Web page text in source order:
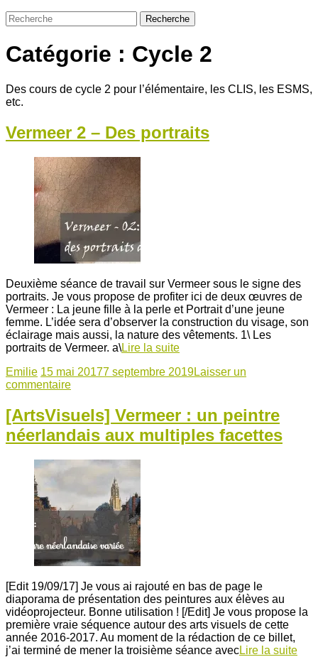
Catégorie : Cycle 2
Des cours de cycle 2 pour l’élémentaire, les CLIS, les ESMS,
etc.
Vermeer 2 – Des portraits
Deuxième séance de travail sur Vermeer sous le signe des
portraits. Je vous propose de profiter ici de deux œuvres de
Vermeer : La jeune fille à la perle et Portrait d’une jeune
femme. L’idée sera d’observer la construction du visage, son
éclairage mais aussi, la nature des vêtements. 1\ Les
portraits de Vermeer. a\Lire la suite
Emilie 15 mai 20177 septembre 2019Laisser un
commentaire
[ArtsVisuels] Vermeer : un peintre
néerlandais aux multiples facettes
[Edit 19/09/17] Je vous ai rajouté en bas de page le
diaporama de présentation des peintures aux élèves au
vidéoprojecteur. Bonne utilisation ! [/Edit] Je vous propose la
première vraie séquence autour des arts visuels de cette
année 2016-2017. Au moment de la rédaction de ce billet,
j’ai terminé de mener la troisième séance avecLire la suite